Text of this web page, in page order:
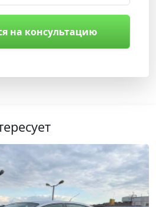
на консультацию